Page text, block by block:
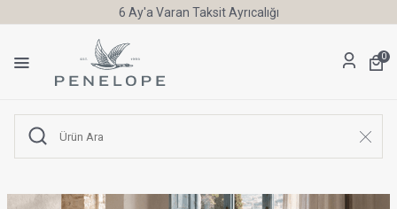
6 Ay'a Varan Taksit Ayrıcalığı
0